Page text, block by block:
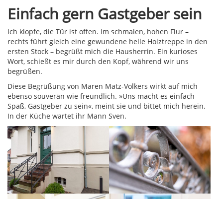
Einfach gern Gastgeber sein
Ich klopfe, die Tür ist offen. Im schmalen, hohen Flur –
rechts führt gleich eine gewundene helle Holztreppe in den
ersten Stock – begrüßt mich die Hausherrin. Ein kurioses
Wort, schießt es mir durch den Kopf, während wir uns
begrüßen.
Diese Begrüßung von Maren Matz-Volkers wirkt auf mich
ebenso souverän wie freundlich. »Uns macht es einfach
Spaß, Gastgeber zu sein«, meint sie und bittet mich herein.
In der Küche wartet ihr Mann Sven.